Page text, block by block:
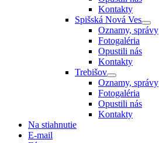
Kontakty
Spišská Nová Ves
Oznamy, správy
Fotogaléria
Opustili nás
Kontakty
Trebišov
Oznamy, správy
Fotogaléria
Opustili nás
Kontakty
Na stiahnutie
E-mail